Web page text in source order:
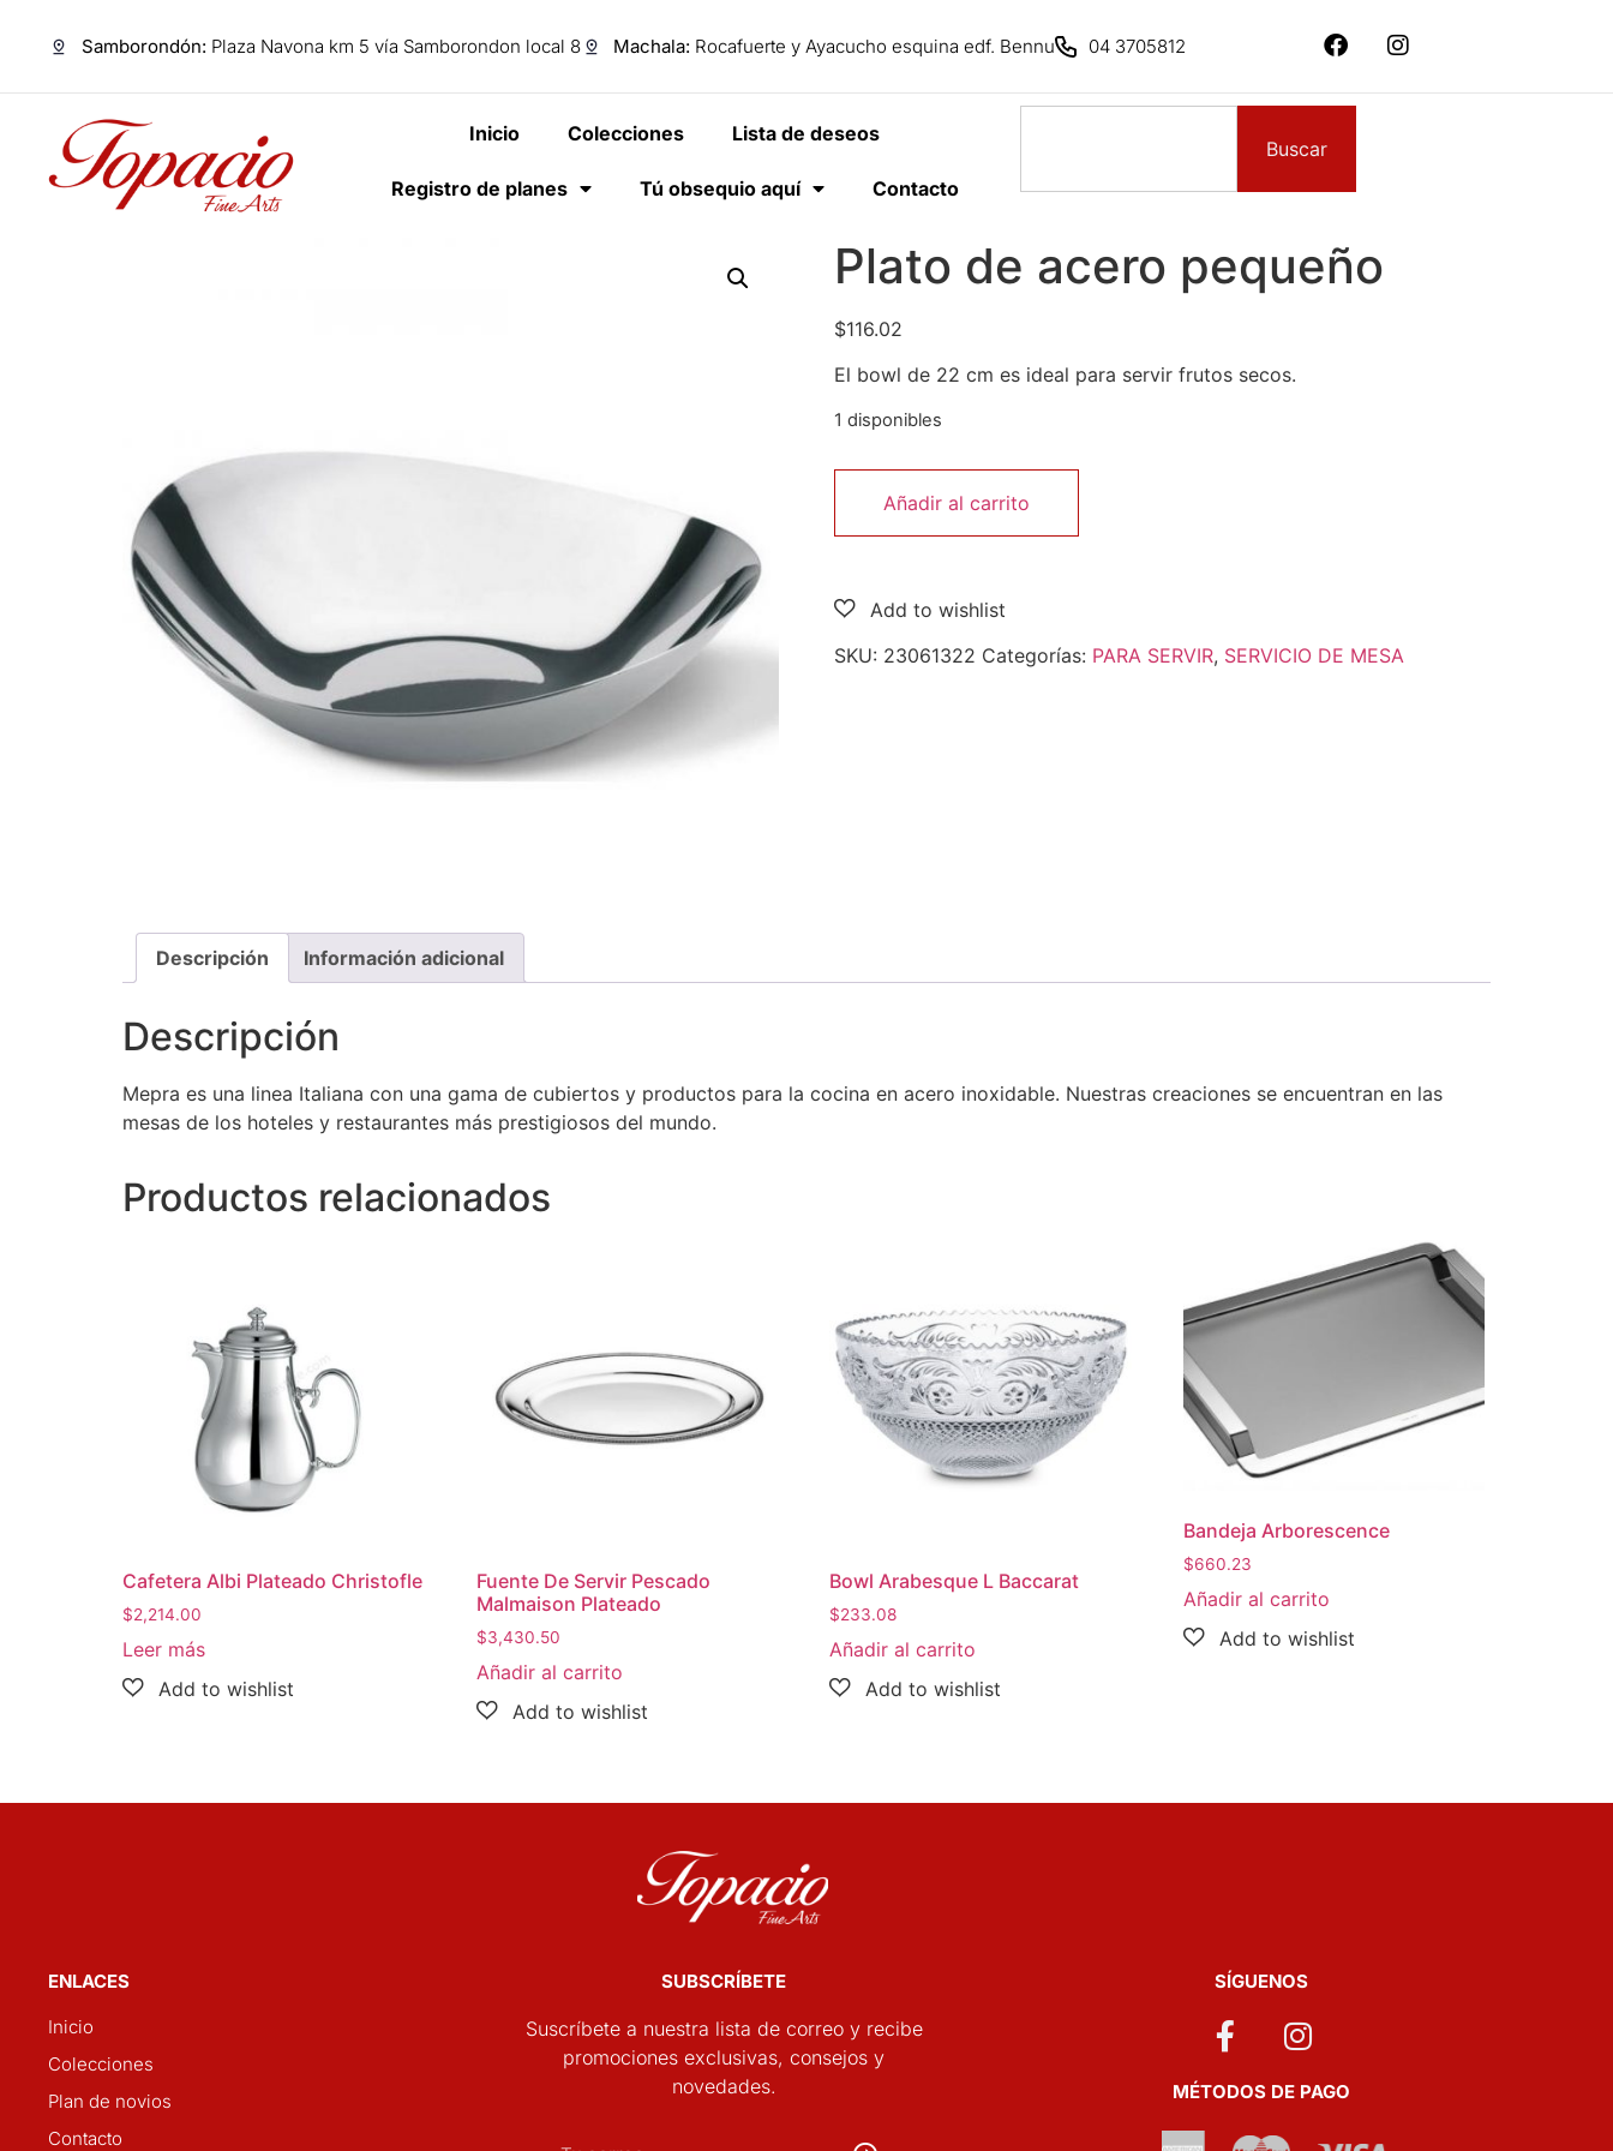
Samborondón: Plaza Navona km 5 vía Samborondon local 8 Machala: Rocafuerte y Ayacucho esquina edf. Bennu 04 3705812
Inicio Colecciones Lista de deseos
Registro de planes Tú obsequio aquí Contacto
Buscar
Plato de acero pequeño
$116.02
El bowl de 22 cm es ideal para servir frutos secos.
1 disponibles
Añadir al carrito
SKU: 23061322 Categorías: PARA SERVIR, SERVICIO DE MESA
Descripción Información adicional
Descripción
Mepra es una linea Italiana con una gama de cubiertos y productos para la cocina en acero inoxidable. Nuestras creaciones se encuentran en las
mesas de los hoteles y restaurantes más prestigiosos del mundo.
Productos relacionados
Cafetera Albi Plateado Christofle
$2,214.00
Leer más
Fuente De Servir Pescado
Malmaison Plateado
$3,430.50
Añadir al carrito
Bowl Arabesque L Baccarat
$233.08
Añadir al carrito
Bandeja Arborescence
$660.23
Añadir al carrito
ENLACES
Inicio
Colecciones
Plan de novios
Contacto
SUBSCRÍBETE
Suscríbete a nuestra lista de correo y recibe
promociones exclusivas, consejos y
novedades.
SÍGUENOS
MÉTODOS DE PAGO